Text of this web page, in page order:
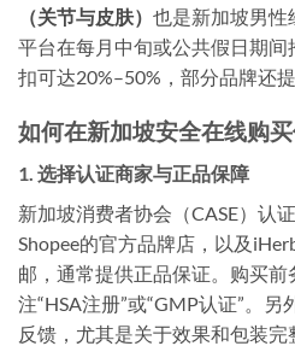
（关节与皮肤） 也是新加坡男性
平台在每月中旬或公共假日期间
扣可达20%–50%，部分品牌还
如何在新加坡安全在线购
1. 选择认证商家与正品保障
新加坡消费者协会（CASE）认
Shopee的官方品牌店，以及
邮，通常提供正品保证。购买
注“HSA注册”或“GMP认证”。
反馈，尤其是关于效果和包装完